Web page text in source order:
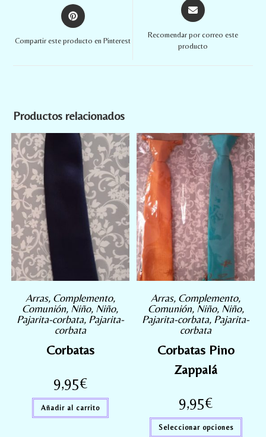
Compartir este producto en Pinterest
Recomendar por correo este
producto
Productos relacionados
Arras, Complemento,
Comunión, Niño, Niño,
Pajarita-corbata, Pajarita-
corbata
Corbatas
9,95€
Añadir al carrito
Arras, Complemento,
Comunión, Niño, Niño,
Pajarita-corbata, Pajarita-
corbata
Corbatas Pino
Zappalá
9,95€
Seleccionar opciones